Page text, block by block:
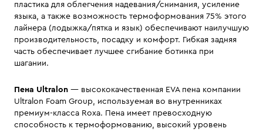
пластика для облегчения надевания/снимания, усиление
языка, а также возможность термоформования 75% этого
лайнера (лодыжка/пятка и язык) обеспечивают наилучшую
производительность, посадку и комфорт. Гибкая задняя
часть обеспечивает лучшее сгибание ботинка при
шагании.
Пена Ultralon — высококачественная EVA пена компании
Ultralon Foam Group, используемая во внутренниках
премиум-класса Roxa. Пена имеет превосходную
способность к термоформованию, высокий уровень